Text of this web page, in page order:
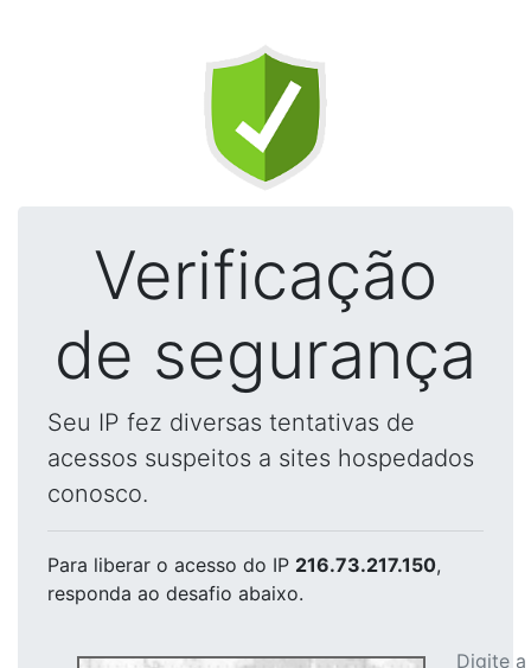
Verificação
de segurança
Seu IP fez diversas tentativas de
acessos suspeitos a sites hospedados
conosco.
Para liberar o acesso do IP 216.73.217.150,
responda ao desafio abaixo.
Digite